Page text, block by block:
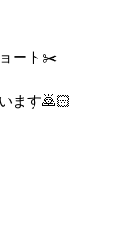
ョート✂️
ます🙇🏻